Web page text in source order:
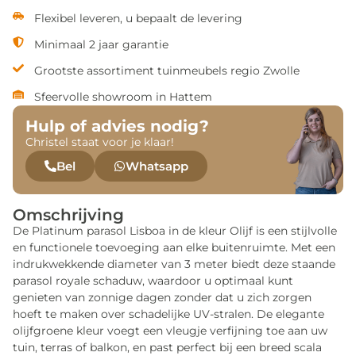
Flexibel leveren, u bepaalt de levering
Minimaal 2 jaar garantie
Grootste assortiment tuinmeubels regio Zwolle
Sfeervolle showroom in Hattem
Hulp of advies nodig?
Christel staat voor je klaar!
Bel Whatsapp
Omschrijving
De Platinum parasol Lisboa in de kleur Olijf is een stijlvolle
en functionele toevoeging aan elke buitenruimte. Met een
indrukwekkende diameter van 3 meter biedt deze staande
parasol royale schaduw, waardoor u optimaal kunt
genieten van zonnige dagen zonder dat u zich zorgen
hoeft te maken over schadelijke UV-stralen. De elegante
olijfgroene kleur voegt een vleugje verfijning toe aan uw
tuin, terras of balkon, en past perfect bij een breed scala